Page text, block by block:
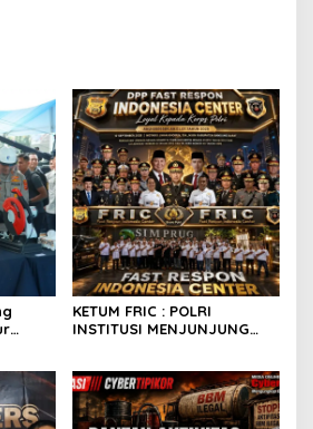
KETUM FRIC : POLRI
INSTITUSI MENJUNJUNG
YANG MELAKUKAN
PELANGGARAN